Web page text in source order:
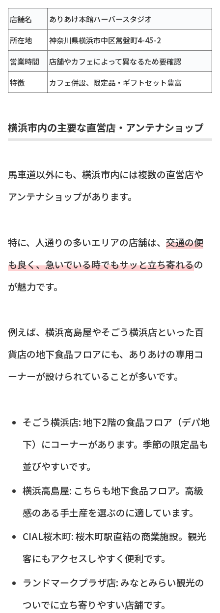
店舗名
ありあけ本館ハーバースタジオ
所在地
神奈川県横浜市中区常盤町4-45-2
営業時間
店舗やカフェによって異なるため要確認
特徴
カフェ併設、限定品・ギフトセット豊富
横浜市内の主要な直営店・アンテナショップ
馬車道以外にも、横浜市内には複数の直営店や
アンテナショップがあります。
特に、人通りの多いエリアの店舗は、 交通の便
も良く、急いでいる時でもサッと立ち寄れるの
が魅力です。
例えば、横浜高島屋やそごう横浜店といった百
貨店の地下食品フロアにも、ありあけの専用コ
ーナーが設けられていることが多いです。
そごう横浜店: 地下2階の食品フロア（デパ地
下）にコーナーがあります。季節の限定品も
並びやすいです。
横浜高島屋: こちらも地下食品フロア。高級
感のある手土産を選ぶのに適しています。
CIAL桜木町: 桜木町駅直結の商業施設。観光
客にもアクセスしやすく便利です。
ランドマークプラザ店: みなとみらい観光の
ついでに立ち寄りやすい店舗です。